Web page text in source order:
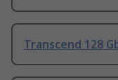
Transcend 128